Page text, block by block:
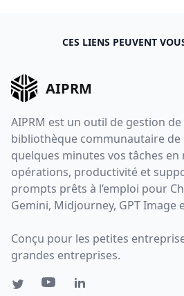
CES LIENS PEUVENT
AIPRM
AIPRM est un outil de gestion
bibliothèque communautaire de
quelques minutes vos tâches
opérations, productivité et
prompts prêts à l’emploi pour
Gemini, Midjourney, GPT Image
Conçu pour les petites
grandes entreprises.